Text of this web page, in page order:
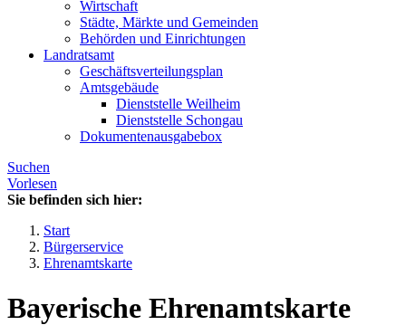
Wirtschaft
Städte, Märkte und Gemeinden
Behörden und Einrichtungen
Landratsamt
Geschäftsverteilungsplan
Amtsgebäude
Dienststelle Weilheim
Dienststelle Schongau
Dokumentenausgabebox
Suchen
Vorlesen
Sie befinden sich hier:
Start
Bürgerservice
Ehrenamtskarte
Bayerische Ehrenamtskarte